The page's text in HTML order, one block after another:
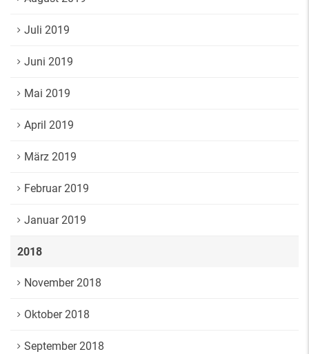
Juli 2019
Juni 2019
Mai 2019
April 2019
März 2019
Februar 2019
Januar 2019
2018
November 2018
Oktober 2018
September 2018